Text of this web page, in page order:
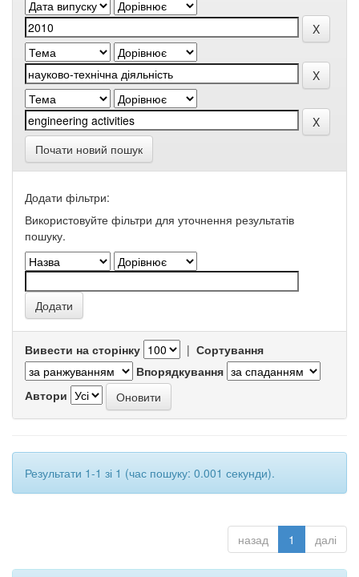
Почати новий пошук
Додати фільтри:
Використовуйте фільтри для уточнення результатів
пошуку.
Вивести на сторінку | Сортування
Впорядкування
Автори
Результати 1-1 зі 1 (час пошуку: 0.001 секунди).
назад 1 далі